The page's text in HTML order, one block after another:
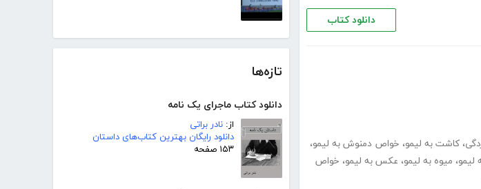
تازه‌ها
دانلود کتاب ماجرای یک نامه
از: نادر براتی
دانلود رایگان بهترین کتاب‌های داستان
۱۵۳ صفحه
دانلود کتاب
، کاشت به لیمو، خواص دمنوش به لیمو،
لیمو، میوه به لیمو، عکس به لیمو، خواص